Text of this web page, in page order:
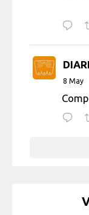
8 May